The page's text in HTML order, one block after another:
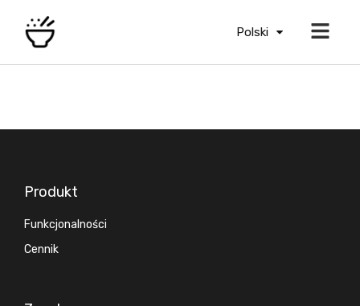
Polski
Produkt
Funkcjonalności
Cennik